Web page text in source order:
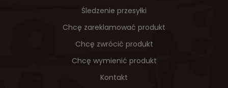
Śledzenie przesyłki
Chcę zareklamować produkt
Chcę zwrócić produkt
Chcę wymienić produkt
Kontakt